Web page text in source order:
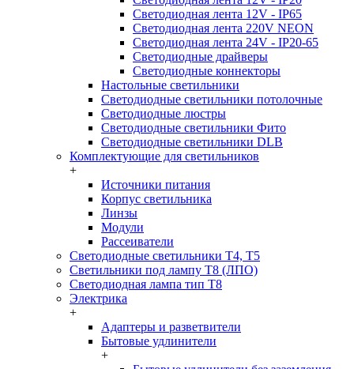
Светодиодная лента 12V - IP65
Светодиодная лента 220V NEON
Светодиодная лента 24V - IP20-65
Светодиодные драйверы
Светодиодные коннекторы
Настольные светильники
Светодиодные светильники потолочные
Светодиодные люстры
Светодиодные светильники Фито
Светодиодные светильники DLB
Комплектующие для светильников
+
Источники питания
Корпус светильника
Линзы
Модули
Рассеиватели
Светодиодные светильники T4, T5
Светильники под лампу Т8 (ЛПО)
Светодиодная лампа тип T8
Электрика
+
Адаптеры и разветвители
Бытовые удлинители
+